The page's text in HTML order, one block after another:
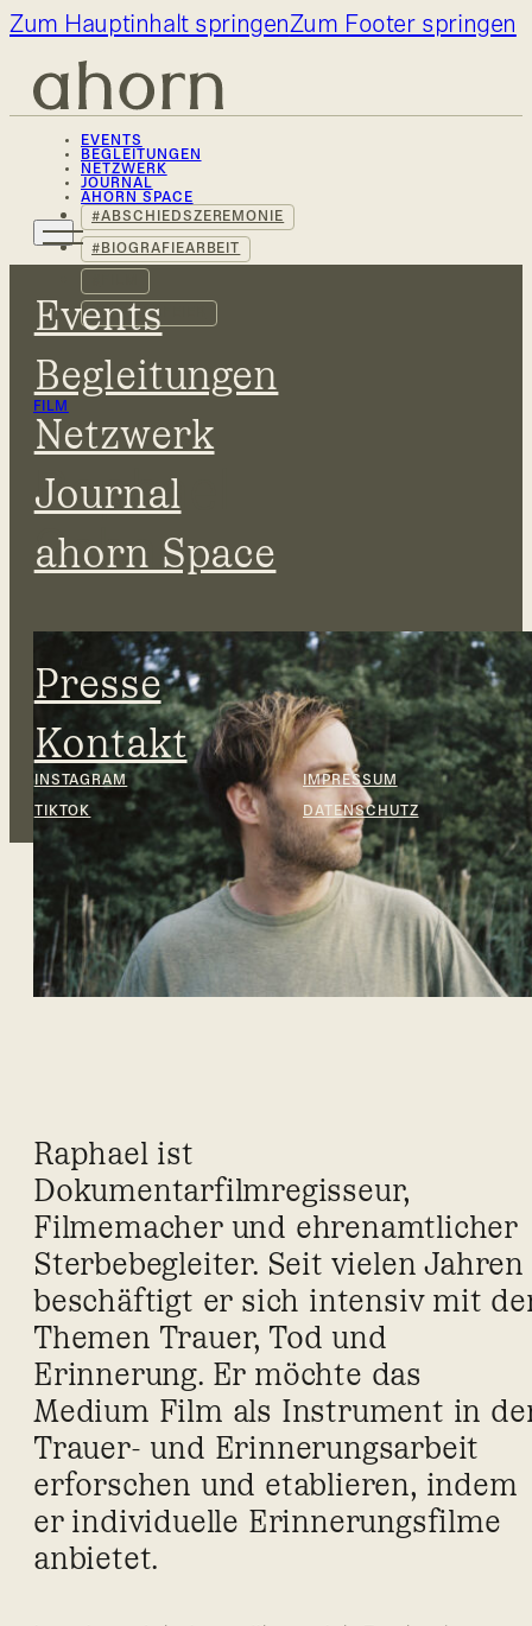
Zum Hauptinhalt springenZum Footer springen
EVENTS
BEGLEITUNGEN
NETZWERK
JOURNAL
AHORN SPACE
Events
Begleitungen
Netzwerk
Journal
ahorn Space
Presse
Kontakt
INSTAGRAM IMPRESSUM
TIKTOK DATENSCHUTZ
ABSCHIEDSZEREMONIE
BIOGRAFIEARBEIT
TRAUERFEIER
FILM
Raphael
Schanz
Raphael ist
Dokumentarfilmregisseur,
Filmemacher und ehrenamtlicher
Sterbebegleiter. Seit vielen Jahren
beschäftigt er sich intensiv mit
Themen Trauer, Tod und
Erinnerung. Er möchte das
Medium Film als Instrument in
Trauer- und Erinnerungsarbeit
erforschen und etablieren, indem
er individuelle Erinnerungsfilme
anbietet.